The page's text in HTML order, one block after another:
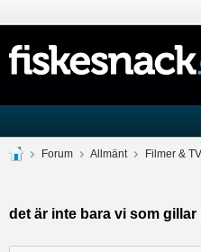
Forum Allmänt Filmer & TV
det är inte bara vi som gillar